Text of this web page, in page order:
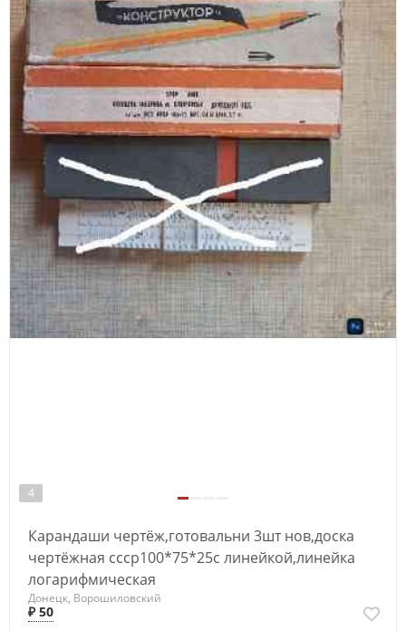
4
Карандаши чертёж,готовальни 3шт нов,доска
чертёжная ссср100*75*25с линейкой,линейка
логарифмическая
Донецк, Ворошиловский
₽ 50